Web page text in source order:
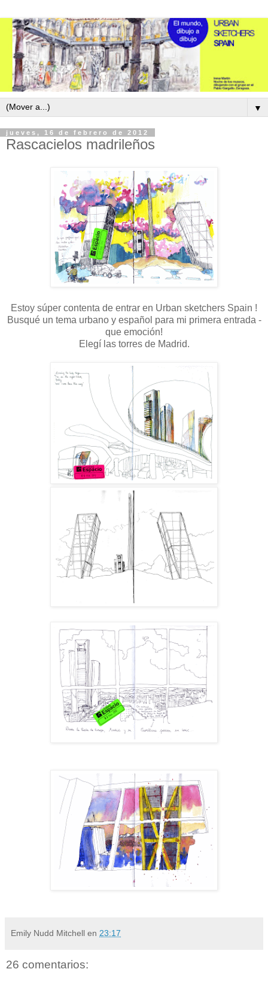
▼
jueves, 16 de febrero de 2012
Rascacielos madrileños
Estoy súper contenta de entrar en Urban sketchers Spain !
Busqué un tema urbano y español para mi primera entrada -
que emoción!
Elegí las torres de Madrid.
Emily Nudd Mitchell en 23:17
26 comentarios: